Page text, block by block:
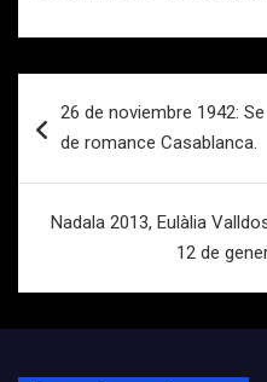
de
26 de noviembre 1942:
de romance Casablanca.
Nadala 2013, Eulàlia
12 de